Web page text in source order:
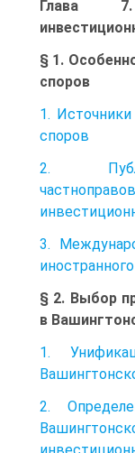
Глава
§ 1.
споров
1.
споров
2.
3.
§ 2. Выбор
в
1.
2.